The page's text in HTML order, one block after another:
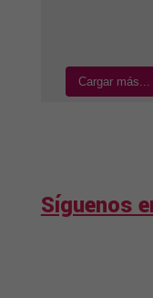
Cargar más...
Síguenos